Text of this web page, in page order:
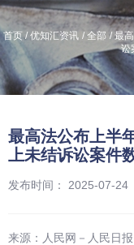
首页/优知汇资讯 / 全部 / 最
讼
最高法公布上半
上未结诉讼案件
发布时间： 2025-07-24
来源： 人民网－人民日报